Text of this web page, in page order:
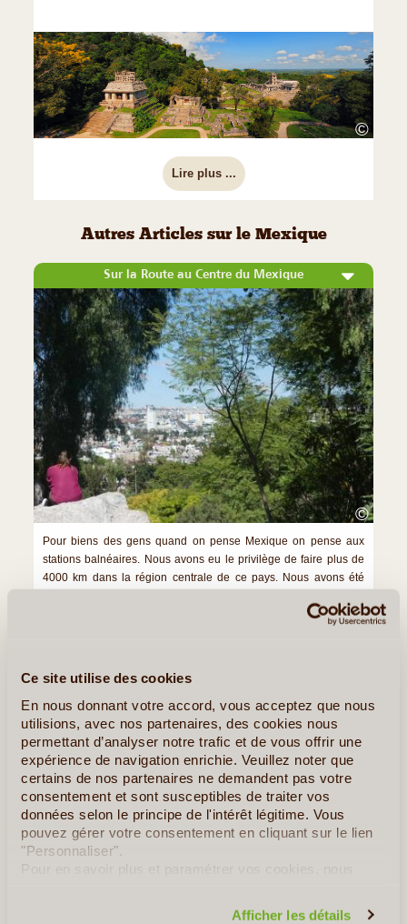
Ce site utilise des cookies
En nous donnant votre accord, vous acceptez que nous
utilisions, avec nos partenaires, des cookies nous
permettant d’analyser notre trafic et de vous offrir une
expérience de navigation enrichie. Veuillez noter que
certains de nos partenaires ne demandent pas votre
consentement et sont susceptibles de traiter vos
données selon le principe de l'intérêt légitime. Vous
pouvez gérer votre consentement en cliquant sur le lien
"Personnaliser".
Pour en savoir plus et paramétrer vos cookies, nous
Afficher les détails
©
Lire plus ...
Autres Articles sur le Mexique
Sur la Route au Centre du Mexique
©
Pour biens des gens quand on pense Mexique on pense aux
stations balnéaires. Nous avons eu le privilège de faire plus de
4000 km dans la région centrale de ce pays. Nous avons été
Le Mexique, un Monde de Pyramides
Tous les Articles sur le Mexique»
Quelques Idées de Voyages au Mexique